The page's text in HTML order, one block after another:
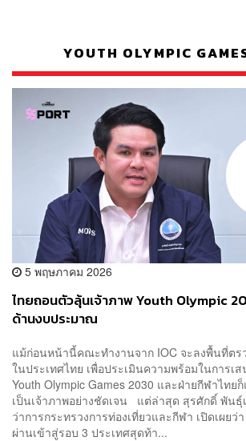
YOUTH OLYMPIC
5 พฤษภาคม 2026
ไทยถอนตัวลุ้นเจ้าภาพ Youth Olympic
ด้านงบประมาณ
แม้ก่อนหน้านี้คณะทำงานจาก IOC จะลงพื้นที่ตร
ในประเทศไทย เพื่อประเมินความพร้อมในการเ
Youth Olympic Games 2030 และฝ่ายกีฬาไทย
เป็นเจ้าภาพอย่างชัดเจน แต่ล่าสุด สุรศักดิ์ พันธุ์
ว่าการกระทรวงการท่องเที่ยวและกีฬา เปิดเผยว่
ผ่านเข้าสู่รอบ 3 ประเทศสุดท้า...